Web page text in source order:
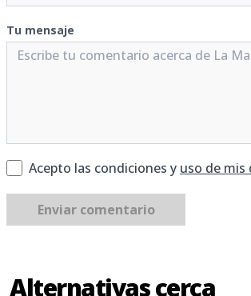
Tu mensaje
Acepto las condiciones y uso de mis
Enviar comentario
Alternativas cerca